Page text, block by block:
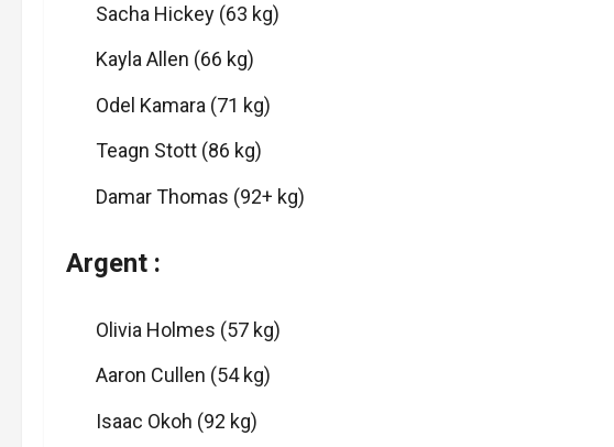
Sacha Hickey (63 kg)
Kayla Allen (66 kg)
Odel Kamara (71 kg)
Teagn Stott (86 kg)
Damar Thomas (92+ kg)
Argent :
Olivia Holmes (57 kg)
Aaron Cullen (54 kg)
Isaac Okoh (92 kg)